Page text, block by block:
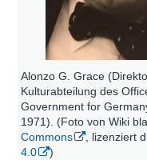
Alonzo G. Grace
Kulturabteilung des
Government for
1971). (Foto von Wiki
Commons
, lizenziert
4.0
)